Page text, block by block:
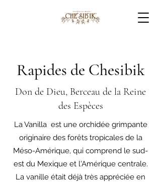
Rapides de Chesibik
Don de Dieu, Berceau de la Reine
des Espèces
La Vanilla est une orchidée grimpante
originaire des forêts tropicales de la
Méso-Amérique, qui comprend le sud-
est du Mexique et l'Amérique centrale.
La vanille était déjà très appréciée en